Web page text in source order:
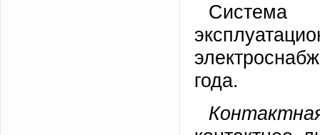
Система
года.